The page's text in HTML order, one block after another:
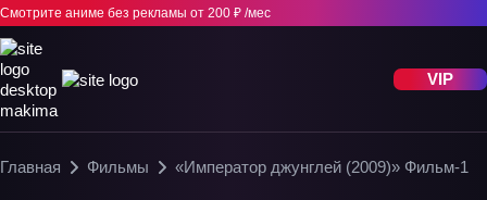
Смотрите аниме без рекламы от 200 ₽ /мес
VIP
Главная Фильмы «Император джунглей (2009)» Фильм-1